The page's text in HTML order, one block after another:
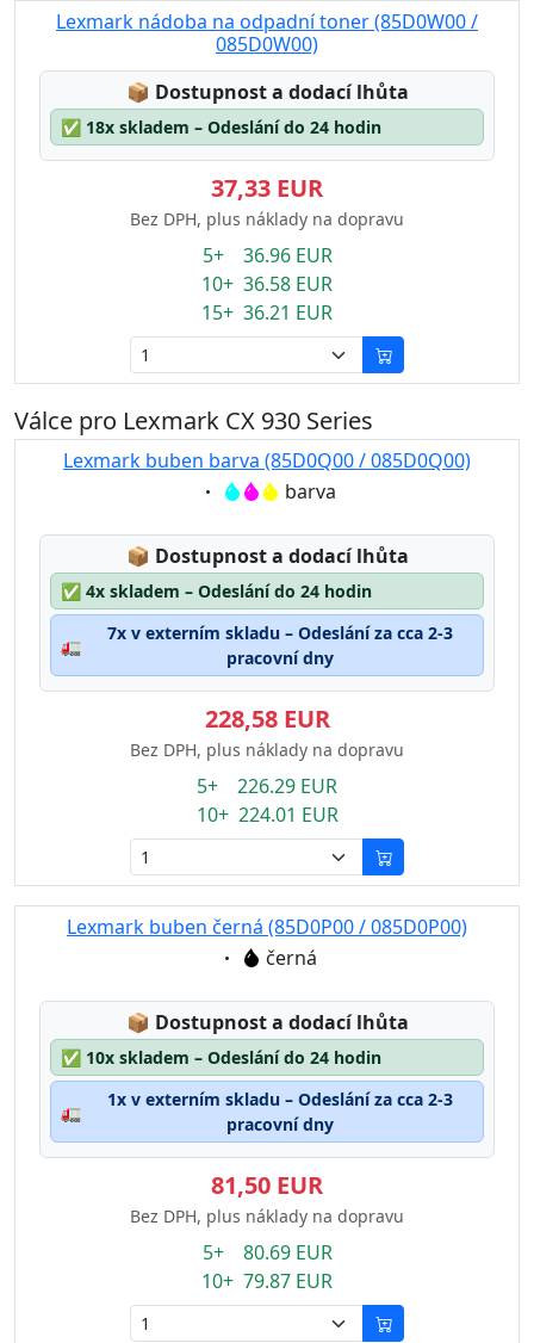
Lexmark nádoba na odpadní toner (85D0W00 /
085D0W00)
📦 Lagerstatus:
Dostupnost a dodací lhůta
✅ 18x skladem – Odeslání do 24 hodin
37,33 EUR
Bez DPH, plus náklady na dopravu
5+ 36.96 EUR
10+ 36.58 EUR
15+ 36.21 EUR
Válce pro Lexmark CX 930 Series
Lexmark buben barva (85D0Q00 / 085D0Q00)
Eigenschaft:barva
📦 Lagerstatus:
Dostupnost a dodací lhůta
✅ 4x skladem – Odeslání do 24 hodin
🚛
7x v externím skladu – Odeslání za cca 2-3
pracovní dny
228,58 EUR
Bez DPH, plus náklady na dopravu
5+ 226.29 EUR
10+ 224.01 EUR
Lexmark buben černá (85D0P00 / 085D0P00)
Eigenschaft:
černá
📦 Lagerstatus:
Dostupnost a dodací lhůta
✅ 10x skladem – Odeslání do 24 hodin
🚛
1x v externím skladu – Odeslání za cca 2-3
pracovní dny
81,50 EUR
Bez DPH, plus náklady na dopravu
5+ 80.69 EUR
10+ 79.87 EUR